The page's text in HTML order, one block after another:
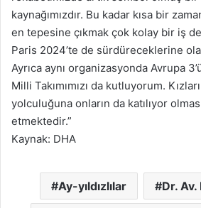
kaynağımızdır. Bu kadar kısa bir
en tepesine çıkmak çok kolay bir iş
Paris 2024’te de sürdüreceklerine
Ayrıca aynı organizasyonda Avrupa
Milli Takımımızı da kutluyorum.
yolculuğuna onların da katılıyor
etmektedir.”
Kaynak: DHA
Ay-yıldızlılar Dr.